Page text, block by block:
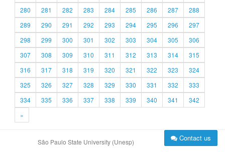
280
281 282 283 284 285 286 287
288
289
290 291 292 293 294 295 296
297
298
299 300 301 302 303 304 305
306
307
308 309 310 311 312 313 314
315
316
317 318 319 320 321 322 323
324
325
326 327 328 329 330 331 332
333
334
335 336 337 338 339 340 341
342
»
São Paulo State University (Unesp) Contact us